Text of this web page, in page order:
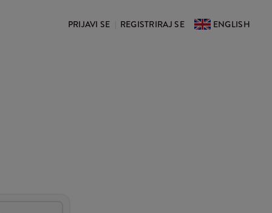
PRIJAVI SE REGISTRIRAJ SE ENGLISH